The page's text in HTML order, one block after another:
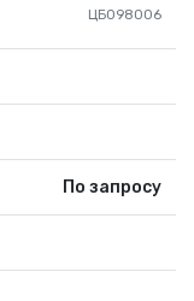
ЦБ098006
По запросу